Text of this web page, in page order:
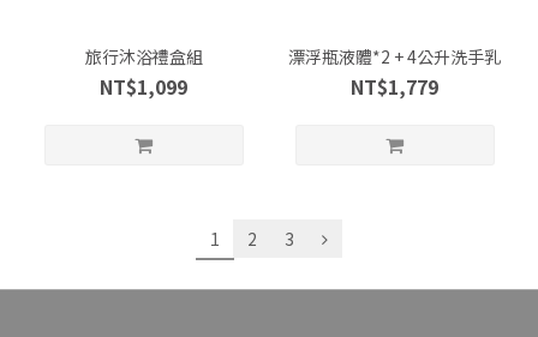
旅行沐浴禮盒組
NT$1,099
漂浮瓶液體*2 + 4公升洗手乳
NT$1,779
1 2 3